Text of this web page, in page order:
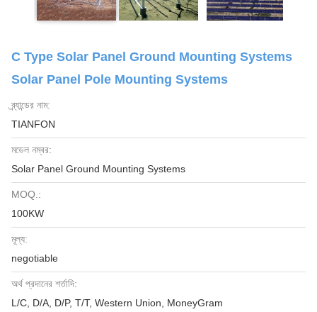
C Type Solar Panel Ground Mounting Systems
Solar Panel Pole Mounting Systems
ব্র্যান্ডের নাম:
TIANFON
মডেল নম্বর:
Solar Panel Ground Mounting Systems
MOQ.:
100KW
মূল্য:
negotiable
অর্থ প্রদানের শর্তাদি:
L/C, D/A, D/P, T/T, Western Union, MoneyGram